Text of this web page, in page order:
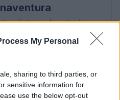
My Personal
sharing to third parties, or
sensitive information for
use the below opt-out
è stata sul posto al
affermando una linea
verificata. Inviata per
ricevuto dalla sala
Antico.